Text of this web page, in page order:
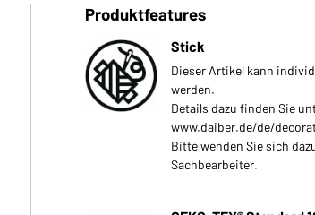
Produktfeatures
Stick
Dieser Artikel kann
werden.
Details dazu finden Sie
www.daiber.de/de/
Bitte wenden Sie sich
Sachbearbeiter.